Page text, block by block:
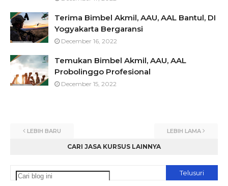
Terima Bimbel Akmil, AAU, AAL Bantul, DI
Yogyakarta Bergaransi
December 16, 2022
Temukan Bimbel Akmil, AAU, AAL
Probolinggo Profesional
December 15, 2022
LEBIH BARU LEBIH LAMA
CARI JASA KURSUS LAINNYA